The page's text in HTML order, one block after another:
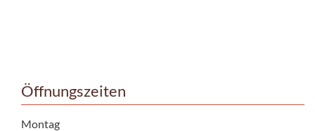
Öffnungszeiten
Montag